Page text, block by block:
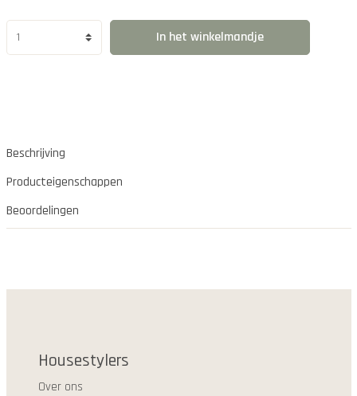
In het winkelmandje
Beschrijving
Producteigenschappen
Beoordelingen
Housestylers
Over ons